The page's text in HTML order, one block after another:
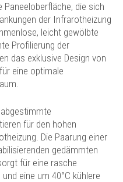
die sich
der Infrarotheizung
leicht gewölbte
Profilierung der
das exklusive Design von
eine optimale
für den hohen
Die Paarung einer
gedämmten
für eine rasche
eine um 40°C kühlere